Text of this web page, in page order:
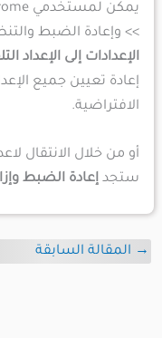
يمكن لمستخدمي Chrome الانتقال إلى
>> وإعادة الضبط
الإعدادات إلى الإعداد
إعادة تعيين جميع
الافتراضية.
أو من خلال الانتقال
ستجدإعادة الضبط
→ المقالة السابقة